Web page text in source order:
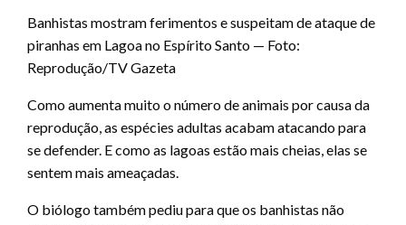
Banhistas mostram ferimentos e suspeitam de ataque de
piranhas em Lagoa no Espírito Santo — Foto:
Reprodução/TV Gazeta
Como aumenta muito o número de animais por causa da
reprodução, as espécies adultas acabam atacando para
se defender. E como as lagoas estão mais cheias, elas se
sentem mais ameaçadas.
O biólogo também pediu para que os banhistas não